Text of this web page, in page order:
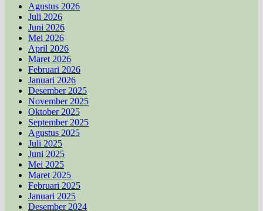
Agustus 2026
Juli 2026
Juni 2026
Mei 2026
April 2026
Maret 2026
Februari 2026
Januari 2026
Desember 2025
November 2025
Oktober 2025
September 2025
Agustus 2025
Juli 2025
Juni 2025
Mei 2025
Maret 2025
Februari 2025
Januari 2025
Desember 2024